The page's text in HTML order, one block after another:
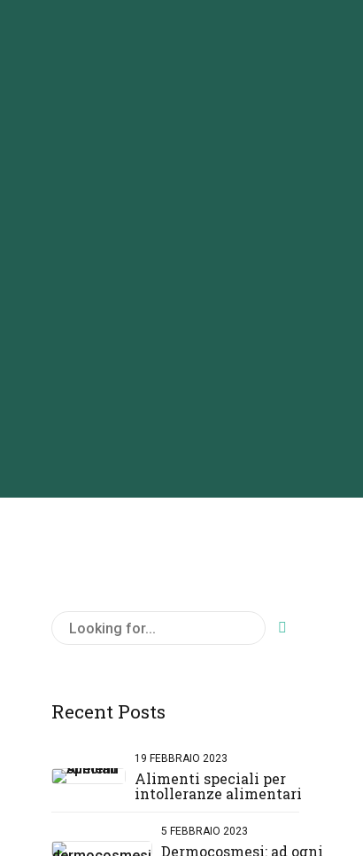
Recent Posts
19 FEBBRAIO 2023
Alimenti speciali per
intolleranze alimentari
5 FEBBRAIO 2023
Dermocosmesi: ad ogni